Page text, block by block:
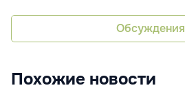
Обсуждения
Похожие новости